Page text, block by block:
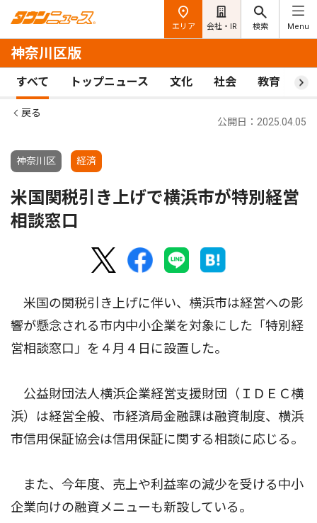
エリア 会社・IR 検索 Menu
神奈川区版
すべて トップニュース 文化 社会 教育 ス
戻る
神奈川区 経済
公開日：2025.04.05
米国関税引き上げで横浜市が特別経営
相談窓口
米国の関税引き上げに伴い、横浜市は経営への影
響が懸念される市内中小企業を対象にした「特別経
営相談窓口」を４月４日に設置した。
公益財団法人横浜企業経営支援財団（ＩＤＥＣ横
浜）は経営全般、市経済局金融課は融資制度、横浜
市信用保証協会は信用保証に関する相談に応じる。
また、今年度、売上や利益率の減少を受ける中小
企業向けの融資メニューも新設している。